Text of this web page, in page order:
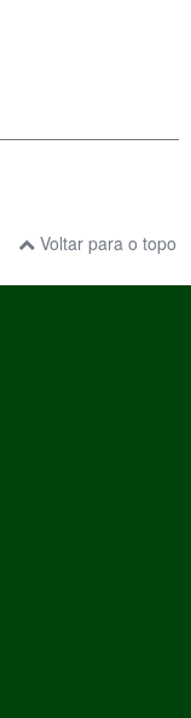
Voltar para o topo